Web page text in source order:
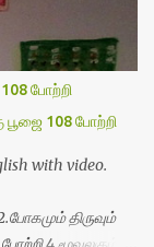
போற்றி
பூஜை 108 போற்றி
with video.
திருவும்